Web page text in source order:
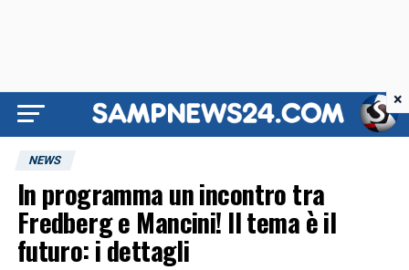
NEWS
In programma un incontro tra
Fredberg e Mancini! Il tema è il
futuro: i dettagli
×